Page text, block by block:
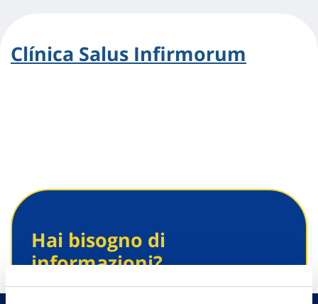
Clínica Salus Infirmorum
Hai bisogno di
informazioni?
Trova l'Agenzia più vicina a te e parla con